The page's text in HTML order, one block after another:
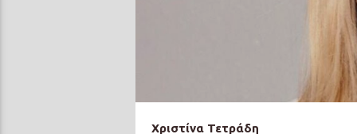
Χριστίνα Τετράδη